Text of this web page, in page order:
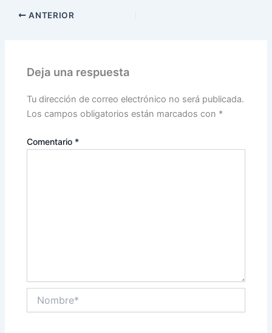
ANTERIOR
Deja una respuesta
Tu dirección de correo electrónico no será publicada.
Los campos obligatorios están marcados con *
Comentario *